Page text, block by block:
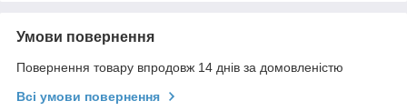
Умови повернення
Повернення товару впродовж 14 днів за домовленістю
Всі умови повернення